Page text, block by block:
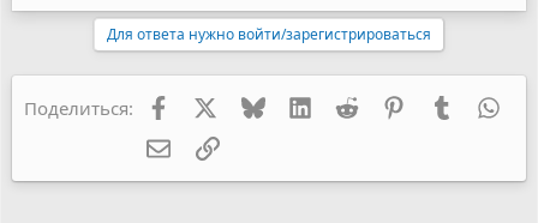
Для ответа нужно войти/зарегистрироваться
Поделиться: Facebook BlueskyLinkedInReddit PinterestTumblr
Электронная почта
Ссылка